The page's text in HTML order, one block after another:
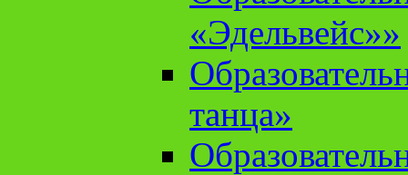
«Эдельвейс»»
танца»